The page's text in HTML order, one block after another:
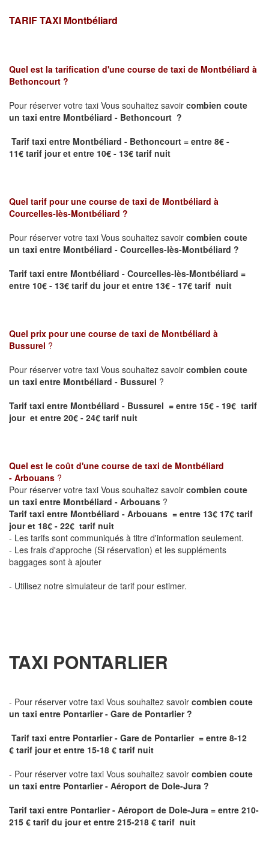
TARIF TAXI Montbéliard
Quel est la tarification d'une course de taxi de Montbéliard à
Bethoncourt ?
Pour réserver votre taxi Vous souhaitez savoir combien coute
un taxi entre Montbéliard - Bethoncourt ?
Tarif taxi entre Montbéliard - Bethoncourt = entre 8€ -
11€ tarif jour et entre 10€ - 13€ tarif nuit
Quel tarif pour une course de taxi de Montbéliard à
Courcelles-lès-Montbéliard ?
Pour réserver votre taxi Vous souhaitez savoir combien coute
un taxi entre Montbéliard - Courcelles-lès-Montbéliard ?
Tarif taxi entre Montbéliard - Courcelles-lès-Montbéliard =
entre 10€ - 13€ tarif du jour et entre 13€ - 17€ tarif nuit
Quel prix pour une course de taxi de Montbéliard à
Bussurel ?
Pour réserver votre taxi Vous souhaitez savoir combien coute
un taxi entre Montbéliard - Bussurel ?
Tarif taxi entre Montbéliard - Bussurel = entre 15€ - 19€ tarif
jour et entre 20€ - 24€ tarif nuit
Quel est le coût d'une course de taxi de Montbéliard
- Arbouans ?
Pour réserver votre taxi Vous souhaitez savoir combien coute
un taxi entre Montbéliard - Arbouans ?
Tarif taxi entre Montbéliard - Arbouans = entre 13€ 17€ tarif
jour et 18€ - 22€ tarif nuit
- Les tarifs sont communiqués à titre d'information seulement.
- Les frais d'approche (Si réservation) et les suppléments
baggages sont à ajouter
- Utilisez notre simulateur de tarif pour estimer.
TAXI PONTARLIER
- Pour réserver votre taxi Vous souhaitez savoir combien coute
un taxi entre Pontarlier - Gare de Pontarlier ?
Tarif taxi entre Pontarlier - Gare de Pontarlier = entre 8-12
€ tarif jour et entre 15-18 € tarif nuit
- Pour réserver votre taxi Vous souhaitez savoir combien coute
un taxi entre Pontarlier - Aéroport de Dole-Jura ?
Tarif taxi entre Pontarlier - Aéroport de Dole-Jura = entre 210-
215 € tarif du jour et entre 215-218 € tarif nuit